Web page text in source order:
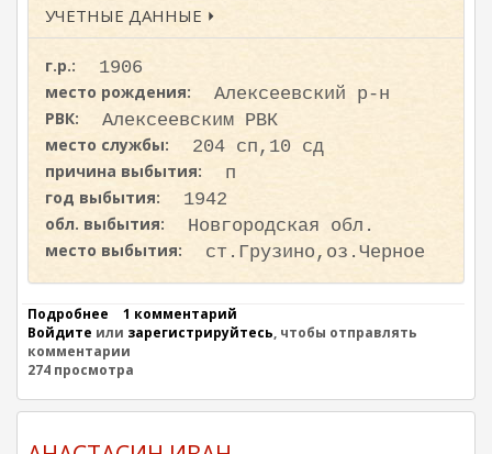
Е
Т
А
Х
М
Е
О
В
И
Ч
УЧЕТНЫЕ ДАННЫЕ ⏵
г.р.:
1906
место рождения:
Алексеевский р-н
РВК:
Алексеевским РВК
место службы:
204 сп,10 сд
причина выбытия:
п
год выбытия:
1942
обл. выбытия:
Новгородская обл.
место выбытия:
ст.Грузино,оз.Черное
Подробнее
Д
Е
Н
С
В
1 комментарий
Войдите или зарегистрируйтесь, чтобы отправлять
комментарии
274 просмотра